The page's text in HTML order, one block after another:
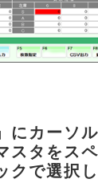
にカーソ
スタをス
クで選択